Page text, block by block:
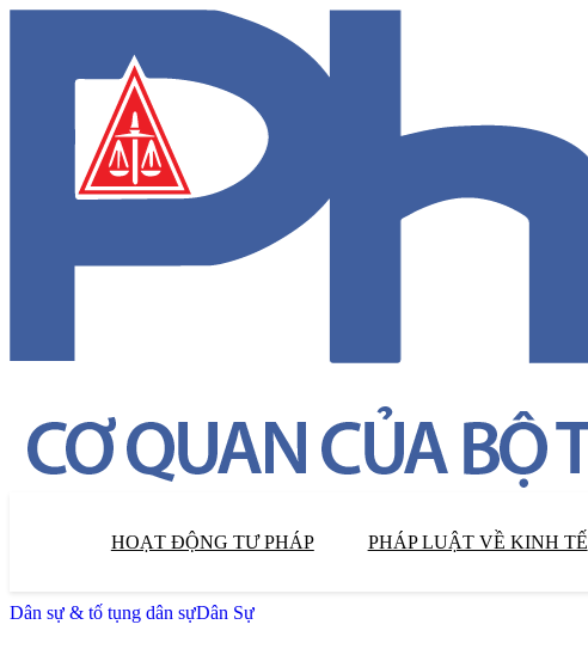
HOẠT ĐỘNG TƯ PHÁP PHÁP LUẬT VỀ KINH TẾ
Dân sự & tố tụng dân sựDân Sự